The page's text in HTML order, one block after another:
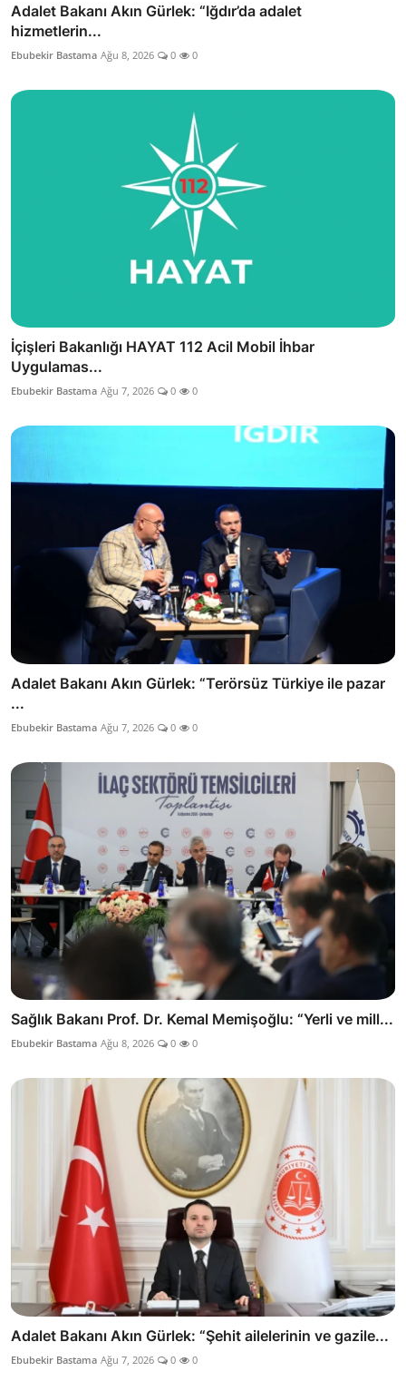
Adalet Bakanı Akın Gürlek: “Iğdır’da adalet
hizmetlerin...
Ebubekir Bastama Ağu 8, 2026 0 0
İçişleri Bakanlığı HAYAT 112 Acil Mobil İhbar
Uygulamas...
Ebubekir Bastama Ağu 7, 2026 0 0
Adalet Bakanı Akın Gürlek: “Terörsüz Türkiye ile pazar
...
Ebubekir Bastama Ağu 7, 2026 0 0
Sağlık Bakanı Prof. Dr. Kemal Memişoğlu: “Yerli ve mill...
Ebubekir Bastama Ağu 8, 2026 0 0
Adalet Bakanı Akın Gürlek: “Şehit ailelerinin ve gazile...
Ebubekir Bastama Ağu 7, 2026 0 0